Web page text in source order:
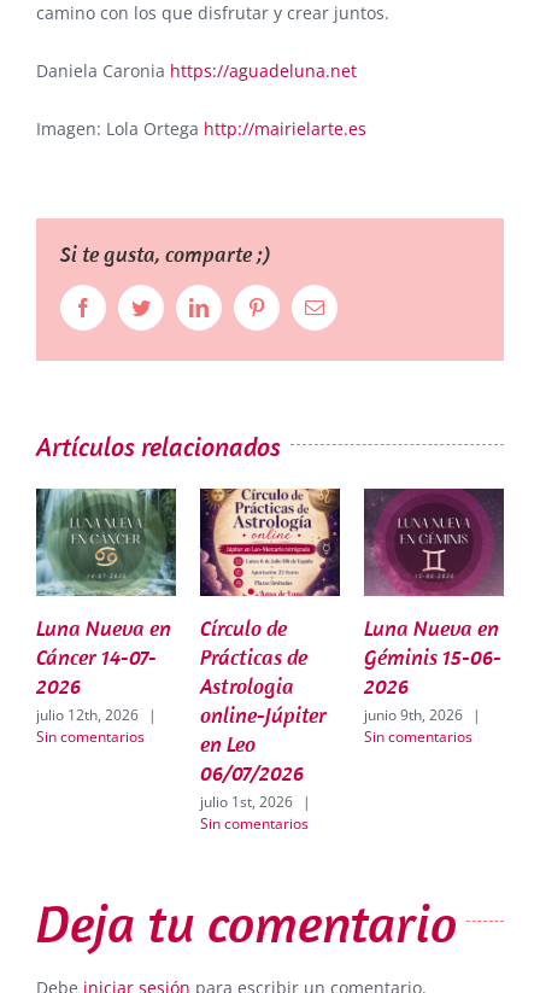
camino con los que disfrutar y crear juntos.
Daniela Caronia https://aguadeluna.net
Imagen: Lola Ortega http://mairielarte.es
Si te gusta, comparte ;)
FacebookTwitterLinkedIn PinterestCorreo
electrónico
Artículos relacionados
Luna Nueva en
Cáncer 14-07-
2026
julio 12th, 2026
|
Sin comentarios
Círculo de
Prácticas de
Astrologia
online-Júpiter
en Leo
06/07/2026
julio 1st, 2026
|
Sin comentarios
Luna Nueva en
Géminis 15-06-
2026
junio 9th, 2026
|
Sin comentarios
Deja tu comentario
Debe iniciar sesión para escribir un comentario.